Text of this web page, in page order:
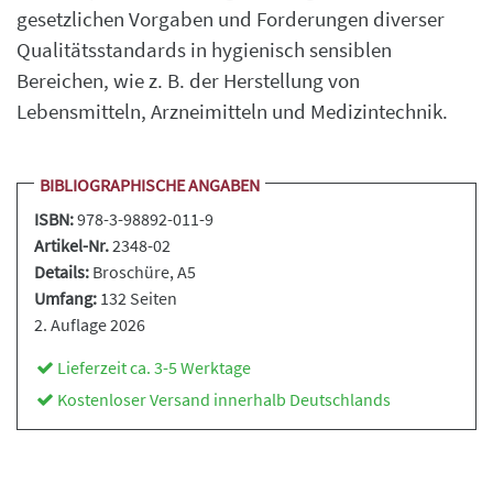
gesetzlichen Vorgaben und Forderungen diverser
Qualitätsstandards in hygienisch sensiblen
Bereichen, wie z. B. der Herstellung von
Lebensmitteln, Arzneimitteln und Medizintechnik.
BIBLIOGRAPHISCHE ANGABEN
ISBN:978-3-98892-011-9
Artikel-Nr.2348-02
Details: Broschüre, A5
Umfang: 132 Seiten
2. Auflage 2026
Lieferzeit ca. 3-5 Werktage
Kostenloser Versand innerhalb Deutschlands